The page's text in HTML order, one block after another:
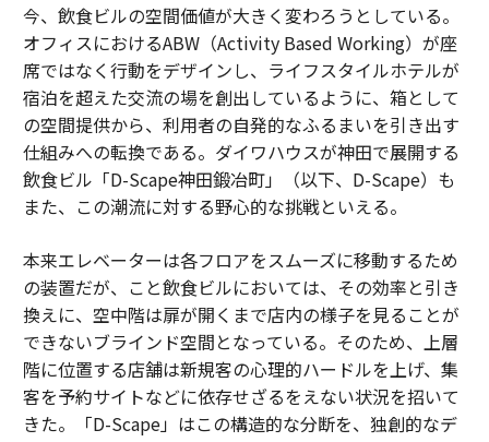
今、飲食ビルの空間価値が大きく変わろうとしている。
オフィスにおけるABW（Activity Based Working）が座
席ではなく行動をデザインし、ライフスタイルホテルが
宿泊を超えた交流の場を創出しているように、箱として
の空間提供から、利用者の自発的なふるまいを引き出す
仕組みへの転換である。ダイワハウスが神田で展開する
飲食ビル「D-Scape神田鍛冶町」（以下、D-Scape）も
また、この潮流に対する野心的な挑戦といえる。
本来エレベーターは各フロアをスムーズに移動するため
の装置だが、こと飲食ビルにおいては、その効率と引き
換えに、空中階は扉が開くまで店内の様子を見ることが
できないブラインド空間となっている。そのため、上層
階に位置する店舗は新規客の心理的ハードルを上げ、集
客を予約サイトなどに依存せざるをえない状況を招いて
きた。「D-Scape」はこの構造的な分断を、独創的なデ